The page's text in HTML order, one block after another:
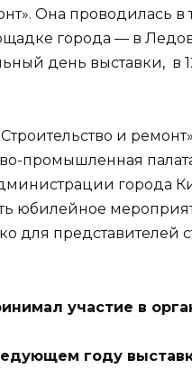
Она проводилась
города — в
день выставки, в
и
промышленная
города
юбилейное
для представителей
участие в
году